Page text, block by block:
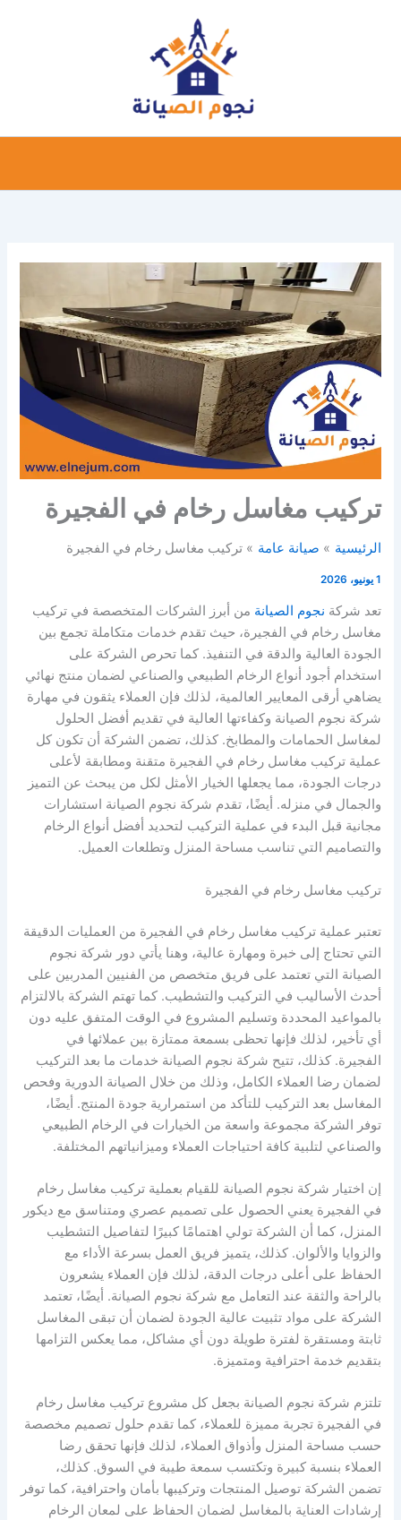
تركيب مغاسل رخام في الفجيرة
الرئيسية صيانة عامة تركيب مغاسل رخام في الفجيرة
1 يونيو، 2026
تعد شركة نجوم الصيانة من أبرز الشركات المتخصصة في تركيب
مغاسل رخام في الفجيرة، حيث تقدم خدمات متكاملة تجمع بين
الجودة العالية والدقة في التنفيذ. كما تحرص الشركة على
استخدام أجود أنواع الرخام الطبيعي والصناعي لضمان منتج نهائي
يضاهي أرقى المعايير العالمية، لذلك فإن العملاء يثقون في مهارة
شركة نجوم الصيانة وكفاءتها العالية في تقديم أفضل الحلول
لمغاسل الحمامات والمطابخ. كذلك، تضمن الشركة أن تكون كل
عملية تركيب مغاسل رخام في الفجيرة متقنة ومطابقة لأعلى
درجات الجودة، مما يجعلها الخيار الأمثل لكل من يبحث عن التميز
والجمال في منزله. أيضًا، تقدم شركة نجوم الصيانة استشارات
مجانية قبل البدء في عملية التركيب لتحديد أفضل أنواع الرخام
والتصاميم التي تناسب مساحة المنزل وتطلعات العميل.
تركيب مغاسل رخام في الفجيرة
تعتبر عملية تركيب مغاسل رخام في الفجيرة من العمليات الدقيقة
التي تحتاج إلى خبرة ومهارة عالية، وهنا يأتي دور شركة نجوم
الصيانة التي تعتمد على فريق متخصص من الفنيين المدربين على
أحدث الأساليب في التركيب والتشطيب. كما تهتم الشركة بالالتزام
بالمواعيد المحددة وتسليم المشروع في الوقت المتفق عليه دون
أي تأخير، لذلك فإنها تحظى بسمعة ممتازة بين عملائها في
الفجيرة. كذلك، تتيح شركة نجوم الصيانة خدمات ما بعد التركيب
لضمان رضا العملاء الكامل، وذلك من خلال الصيانة الدورية وفحص
المغاسل بعد التركيب للتأكد من استمرارية جودة المنتج. أيضًا،
توفر الشركة مجموعة واسعة من الخيارات في الرخام الطبيعي
والصناعي لتلبية كافة احتياجات العملاء وميزانياتهم المختلفة.
إن اختيار شركة نجوم الصيانة للقيام بعملية تركيب مغاسل رخام
في الفجيرة يعني الحصول على تصميم عصري ومتناسق مع ديكور
المنزل، كما أن الشركة تولي اهتمامًا كبيرًا لتفاصيل التشطيب
والزوايا والألوان. كذلك، يتميز فريق العمل بسرعة الأداء مع
الحفاظ على أعلى درجات الدقة، لذلك فإن العملاء يشعرون
بالراحة والثقة عند التعامل مع شركة نجوم الصيانة. أيضًا، تعتمد
الشركة على مواد تثبيت عالية الجودة لضمان أن تبقى المغاسل
ثابتة ومستقرة لفترة طويلة دون أي مشاكل، مما يعكس التزامها
بتقديم خدمة احترافية ومتميزة.
تلتزم شركة نجوم الصيانة بجعل كل مشروع تركيب مغاسل رخام
في الفجيرة تجربة مميزة للعملاء، كما تقدم حلول تصميم مخصصة
حسب مساحة المنزل وأذواق العملاء، لذلك فإنها تحقق رضا
العملاء بنسبة كبيرة وتكتسب سمعة طيبة في السوق. كذلك،
تضمن الشركة توصيل المنتجات وتركيبها بأمان واحترافية، كما توفر
إرشادات العناية بالمغاسل لضمان الحفاظ على لمعان الرخام